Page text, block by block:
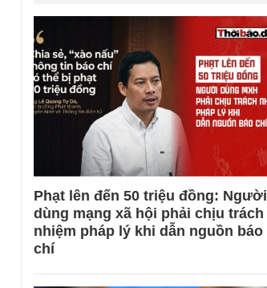
Phạt lên đến 50 triệu đồng: Người
dùng mạng xã hội phải chịu trách
nhiệm pháp lý khi dẫn nguồn báo
chí